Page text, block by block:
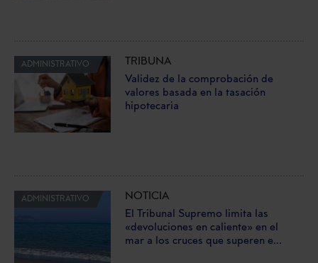
ADMINISTRATIVO
TRIBUNA
Validez de la comprobación de
valores basada en la tasación
hipotecaria
ADMINISTRATIVO
NOTICIA
El Tribunal Supremo limita las
«devoluciones en caliente» en el
mar a los cruces que superen e...